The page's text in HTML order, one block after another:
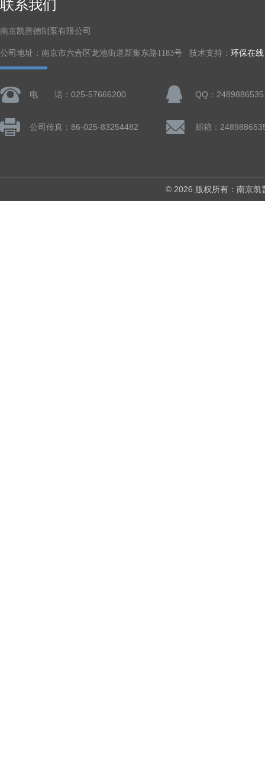
联系我们
南京凯普德制泵有限公司
公司地址：南京市六合区龙池街道新集东路1183号 技术支持： 环保在线
电 话：025-57666200 QQ：2489886535
公司传真：86-025-83254482 邮箱：
© 2026 版权所有：南京